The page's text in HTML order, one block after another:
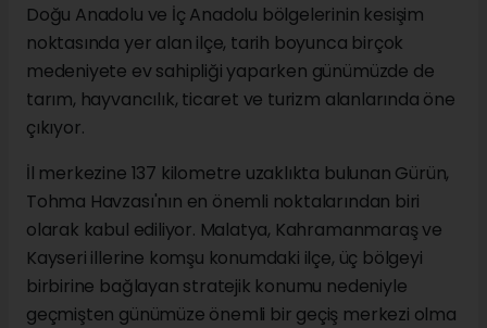
Doğu Anadolu ve İç Anadolu bölgelerinin kesişim
noktasında yer alan ilçe, tarih boyunca birçok
medeniyete ev sahipliği yaparken günümüzde de
tarım, hayvancılık, ticaret ve turizm alanlarında öne
çıkıyor.
İl merkezine 137 kilometre uzaklıkta bulunan Gürün,
Tohma Havzası'nın en önemli noktalarından biri
olarak kabul ediliyor. Malatya, Kahramanmaraş ve
Kayseri illerine komşu konumdaki ilçe, üç bölgeyi
birbirine bağlayan stratejik konumu nedeniyle
geçmişten günümüze önemli bir geçiş merkezi olma